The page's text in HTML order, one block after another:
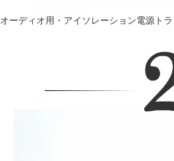
オーディオ用・アイソレーション電源ト